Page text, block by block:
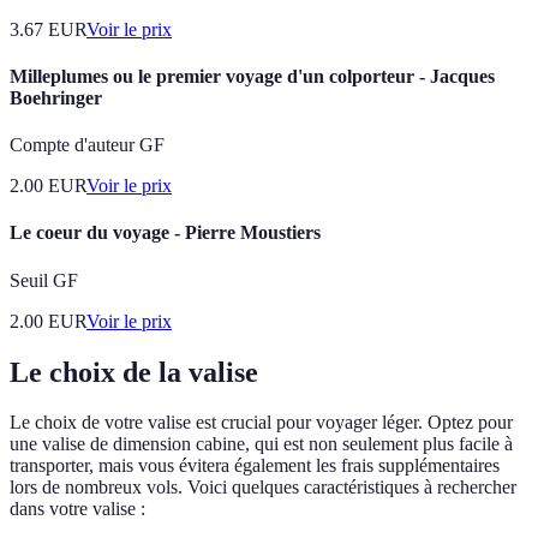
3.67 EURVoir le prix
Milleplumes ou le premier voyage d'un colporteur - Jacques
Boehringer
Compte d'auteur GF
2.00 EURVoir le prix
Le coeur du voyage - Pierre Moustiers
Seuil GF
2.00 EURVoir le prix
Le choix de la valise
Le choix de votre valise est crucial pour voyager léger. Optez pour
une valise de dimension cabine, qui est non seulement plus facile à
transporter, mais vous évitera également les frais supplémentaires
lors de nombreux vols. Voici quelques caractéristiques à rechercher
dans votre valise :